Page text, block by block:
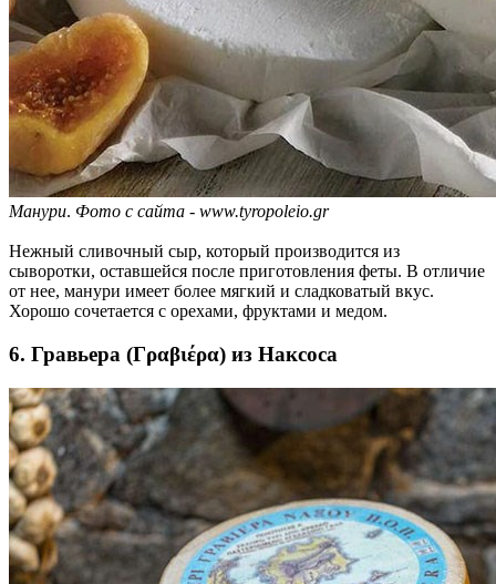
Манури. Фото с сайта - www.tyropoleio.gr
Нежный сливочный сыр, который производится из
сыворотки, оставшейся после приготовления феты. В отличие
от нее, манури имеет более мягкий и сладковатый вкус.
Хорошо сочетается с орехами, фруктами и медом.
6. Гравьера (Γραβιέρα) из Наксоса